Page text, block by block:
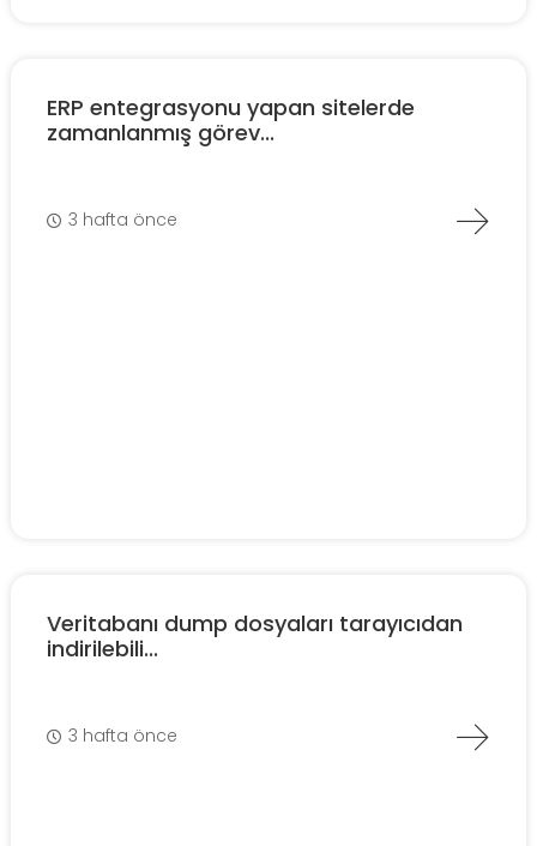
ERP entegrasyonu yapan sitelerde
zamanlanmış görev...
3 hafta önce
Veritabanı dump dosyaları tarayıcıdan
indirilebili...
3 hafta önce